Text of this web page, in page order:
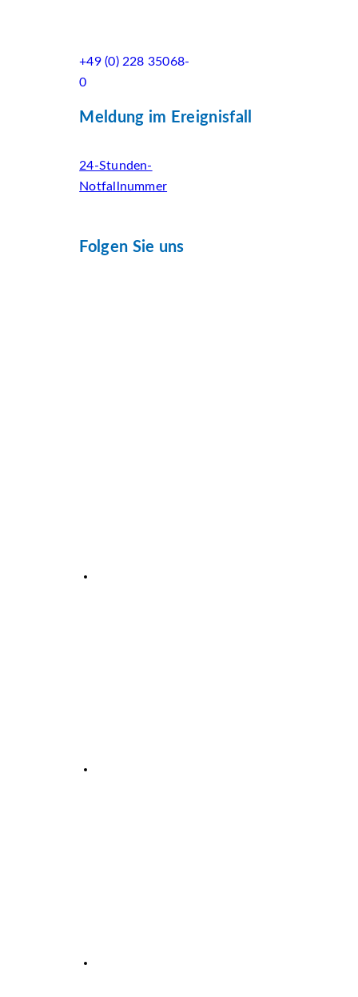
+49 (0) 228 35068-
0
Meldung im Ereignisfall
24-Stunden-
Notfallnummer
Folgen Sie uns